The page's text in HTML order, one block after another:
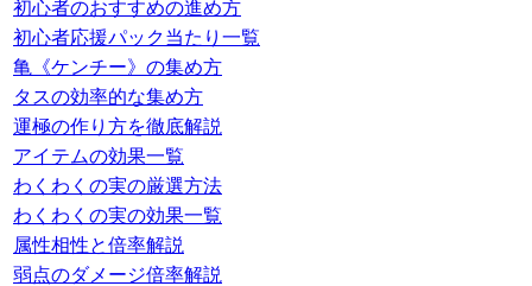
初心者のおすすめの進め方
初心者応援パック当たり一覧
亀《ケンチー》の集め方
タスの効率的な集め方
運極の作り方を徹底解説
アイテムの効果一覧
わくわくの実の厳選方法
わくわくの実の効果一覧
属性相性と倍率解説
弱点のダメージ倍率解説